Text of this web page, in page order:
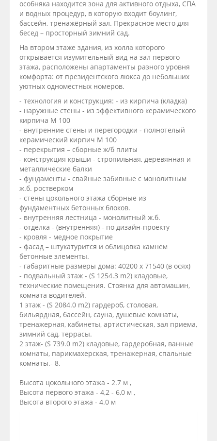
особняка находится зона для активного отдыха, СПА
и водных процедур, в которую входит боулинг,
бассейн, тренажёрный зал. Прекрасное место для
бесед – просторный зимний сад.
На втором этаже здания, из холла которого
открывается изумительный вид на зал первого
этажа, расположены апартаменты разного уровня
комфорта: от президентского люкса до небольших
уютных одноместных номеров.
- технология и конструкция: - из кирпича (кладка)
- наружные стены - из эффективного керамического
кирпича М 100
- внутренние стены и перегородки - полнотелый
керамический кирпич М 100
- перекрытия – сборные ж/б плиты
- конструкция крыши - стропильная, деревянная и
металлические балки
- фундаменты - свайные забивные с монолитным
ж.б. ростверком
- стены цокольного этажа сборные из
фундаментных бетонных блоков.
- внутренняя лестница - монолитный ж.б.
- отделка - (внутренняя) - по дизайн-проекту
- кровля - медное покрытие
- фасад – штукатурится и облицовка камнем
бетонные элементы.
- габаритные размеры дома: 40200 х 71540 (в осях)
- подвальный этаж - (S 1254.3 m2) кладовые,
технические помещения. Стоянка для автомашин,
комната водителей.
1 этаж - (S 2084.0 m2) гардероб, столовая,
бильярдная, бассейн, сауна, душевые комнаты,
тренажерная, кабинеты, артистическая, зал приема,
зимний сад, террасы.
2 этаж- (S 739.0 m2) кладовые, гардеробная, ванные
комнаты, парикмахерская, тренажерная, спальные
комнаты.- 8.
Высота цокольного этажа - 2.7 м ,
Высота первого этажа - 4,2 - 6,0 м ,
Высота второго этажа - 4.0 м